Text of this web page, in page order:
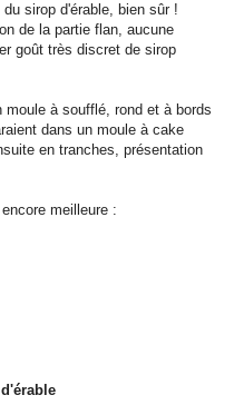
sirop d'érable, bien sûr !
de la partie flan, aucune
goût très discret de sirop
à soufflé, rond et à bords
dans un moule à cake
en tranches, présentation
meilleure :